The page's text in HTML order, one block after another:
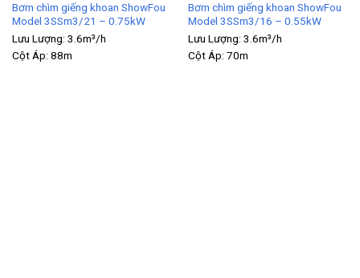
Bơm chìm giếng khoan ShowFou
Model 3SSm3/21 – 0.75kW
Lưu Lượng: 3.6m³/h
Cột Áp: 88m
Bơm chìm giếng khoan ShowFou
Model 3SSm3/16 – 0.55kW
Lưu Lượng: 3.6m³/h
Cột Áp: 70m